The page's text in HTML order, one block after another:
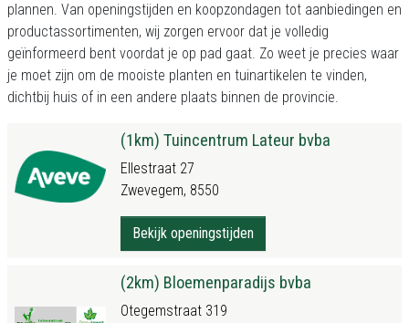
plannen. Van openingstijden en koopzondagen tot aanbiedingen en
productassortimenten, wij zorgen ervoor dat je volledig
geïnformeerd bent voordat je op pad gaat. Zo weet je precies waar
je moet zijn om de mooiste planten en tuinartikelen te vinden,
dichtbij huis of in een andere plaats binnen de provincie.
(1km) Tuincentrum Lateur bvba
Ellestraat 27
Zwevegem, 8550
Bekijk openingstijden
(2km) Bloemenparadijs bvba
Otegemstraat 319